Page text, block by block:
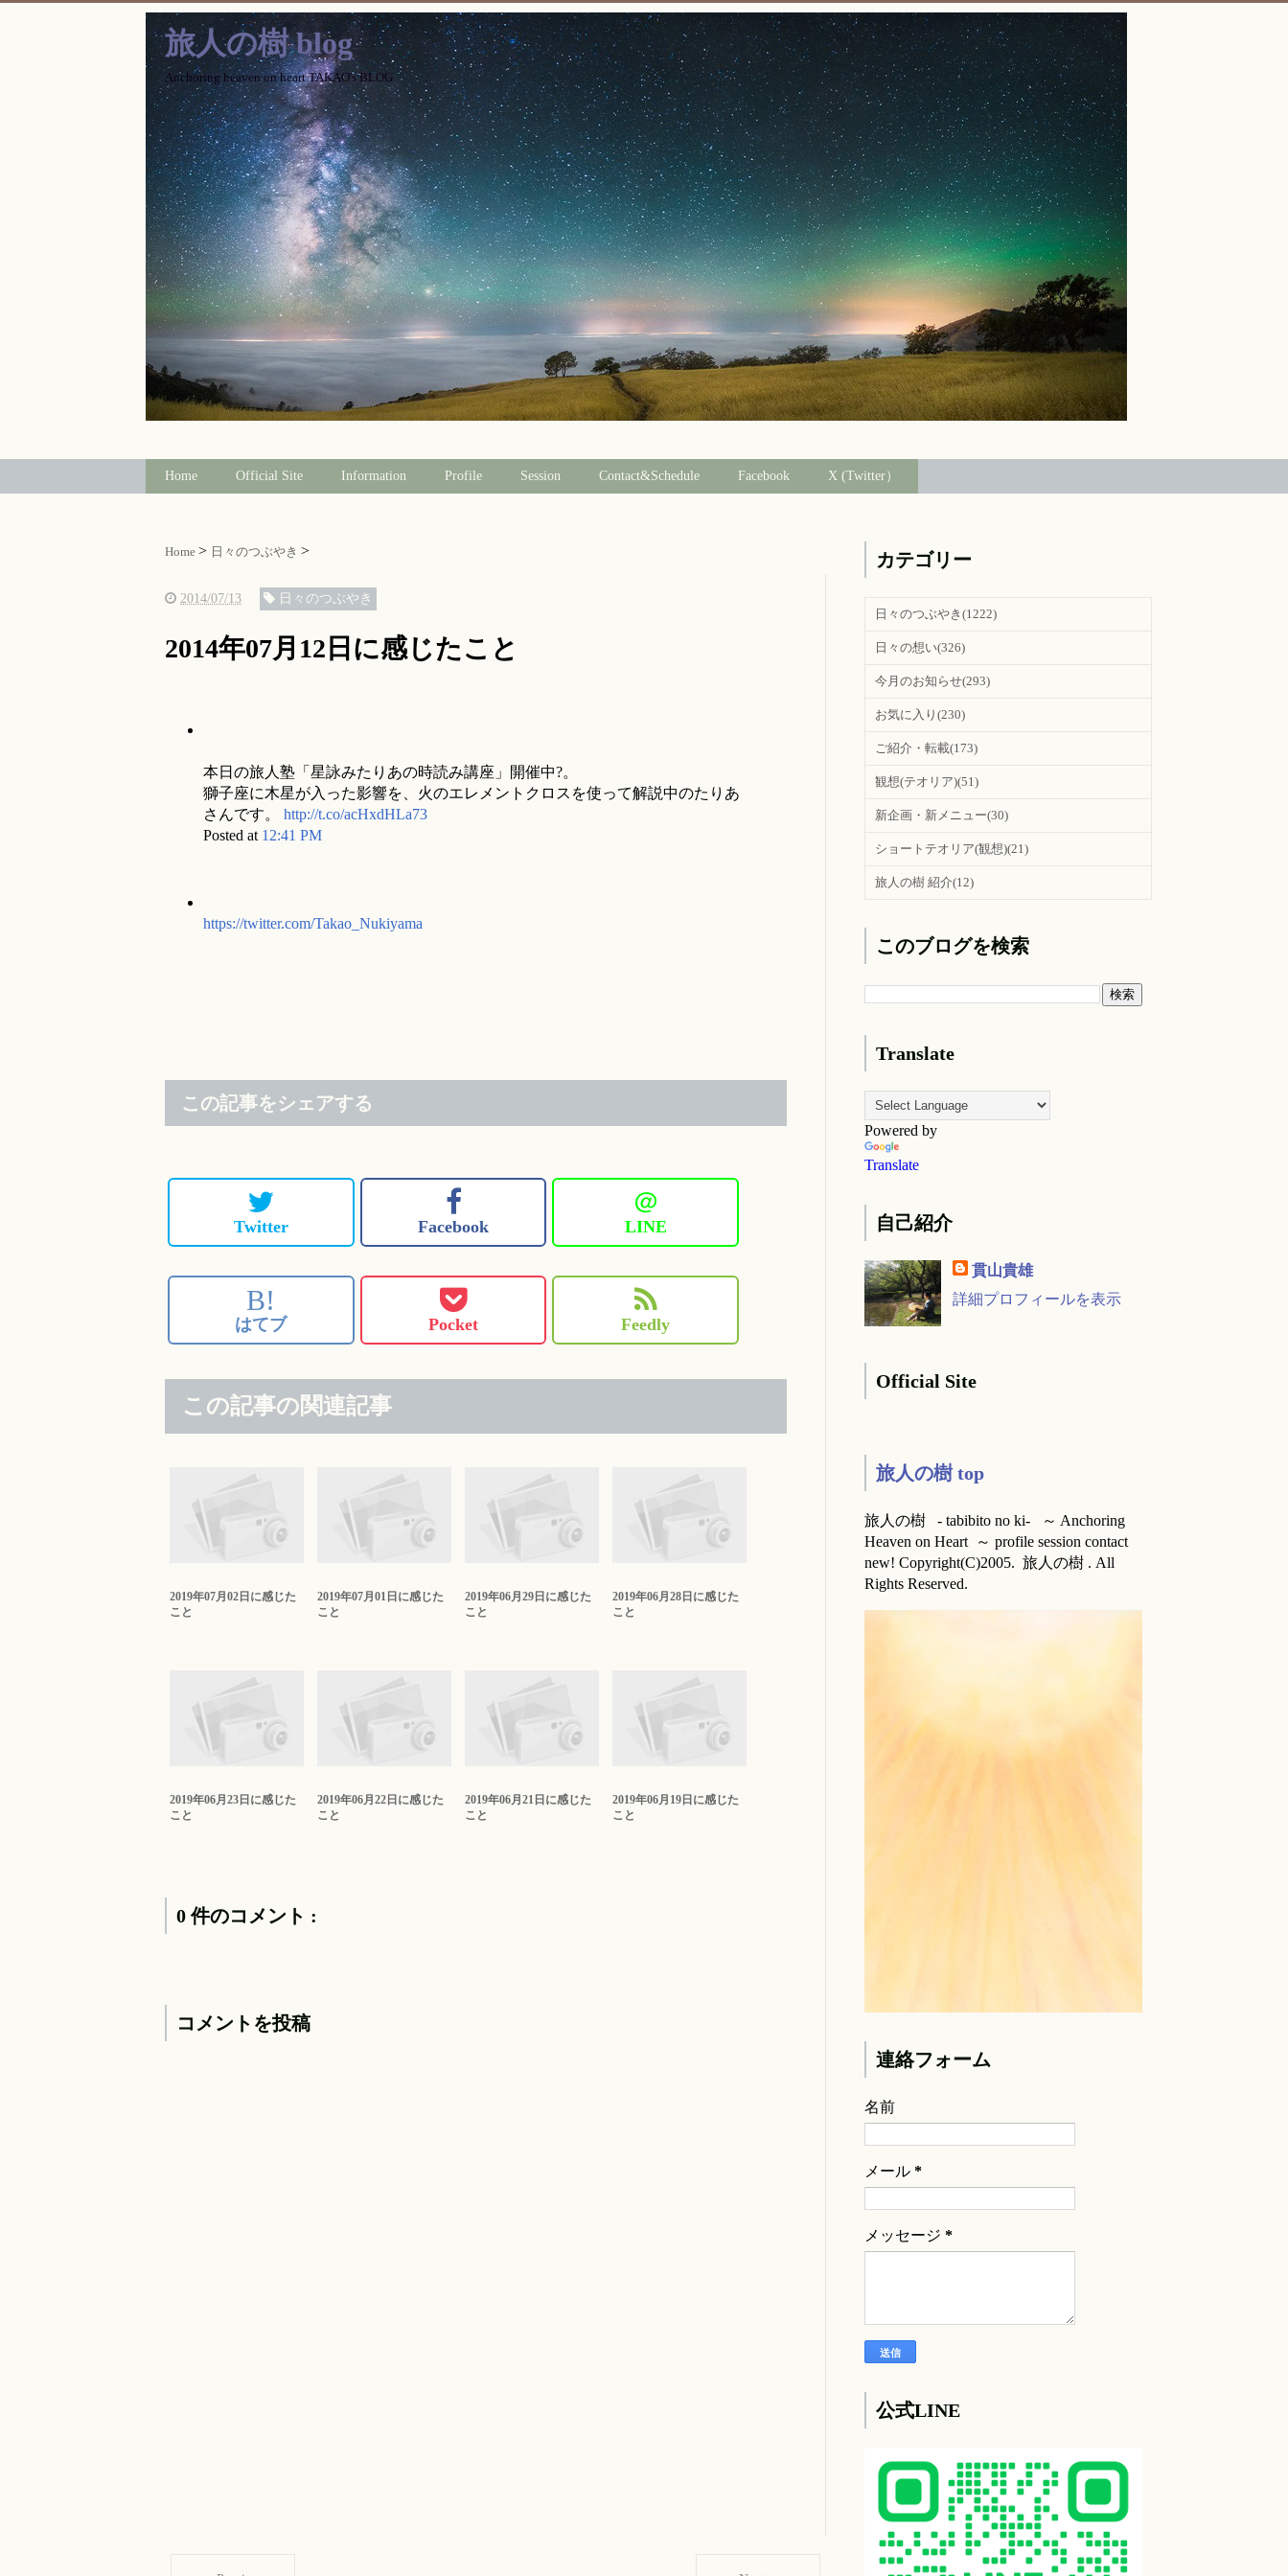
旅人の樹 blog
Anchoring heaven on heart TAKAO's BLOG
Home Official Site Information Profile Session Contact&Schedule Facebook X (Twitter）
Home 日々のつぶやき
2014/07/13 日々のつぶやき
2014年07月12日に感じたこと
本日の旅人塾「星詠みたりあの時読み講座」開催中?。
獅子座に木星が入った影響を、火のエレメントクロスを使って解説中のたりあ
さんです。 http://t.co/acHxdHLa73
Posted at 12:41 PM
https://twitter.com/Takao_Nukiyama
この記事をシェアする
Twitter Facebook
＠
LINE
B!
はてブ Pocket Feedly
この記事の関連記事
2019年07月02日に感じた
こと
2019年07月01日に感じた
こと
2019年06月29日に感じた
こと
2019年06月28日に感じた
こと
2019年06月23日に感じた
こと
2019年06月22日に感じた
こと
2019年06月21日に感じた
こと
2019年06月19日に感じた
こと
0 件のコメント :
コメントを投稿
カテゴリー
日々のつぶやき (1222)
日々の想い(326)
今月のお知らせ(293)
お気に入り (230)
ご紹介・転載(173)
観想(テオリア)(51)
新企画・新メニュー(30)
ショートテオリア(観想)(21)
旅人の樹 紹介(12)
このブログを検索
Translate
Powered by
Translate
自己紹介
貫山貴雄
詳細プロフィールを表示
Official Site
旅人の樹 top
旅人の樹 - tabibito no ki- ～ Anchoring
Heaven on Heart ～ profile session contact
new! Copyright(C)2005. 旅人の樹 . All
Rights Reserved.
連絡フォーム
名前
メール *
メッセージ *
公式LINE